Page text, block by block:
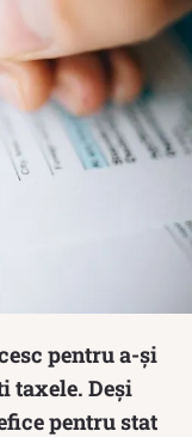
pentru a-și
taxele. Deși
pentru stat